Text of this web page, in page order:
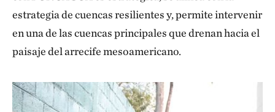
estrategia de cuencas resilientes y, permite intervenir
en una de las cuencas principales que drenan hacia el
paisaje del arrecife mesoamericano.